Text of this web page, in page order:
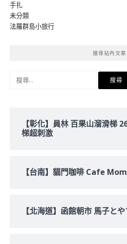
手扎
未分類
法羅群島小旅行
搜尋站內文章
【彰化】員林 百果山溜滑梯
梯超刺激
【台南】貓門咖啡 Cafe
【北海道】函館朝市 馬子と